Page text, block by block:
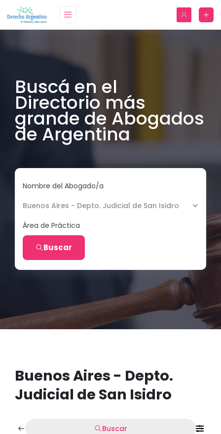
Buscá en el
Directorio más
grande de Abogados
de Argentina
Nombre del Abogado/a
Buenos Aires - Depto. Judicial de San Isidro
Área de Práctica
Buscar
Buenos Aires - Depto.
Judicial de San Isidro
Buscar